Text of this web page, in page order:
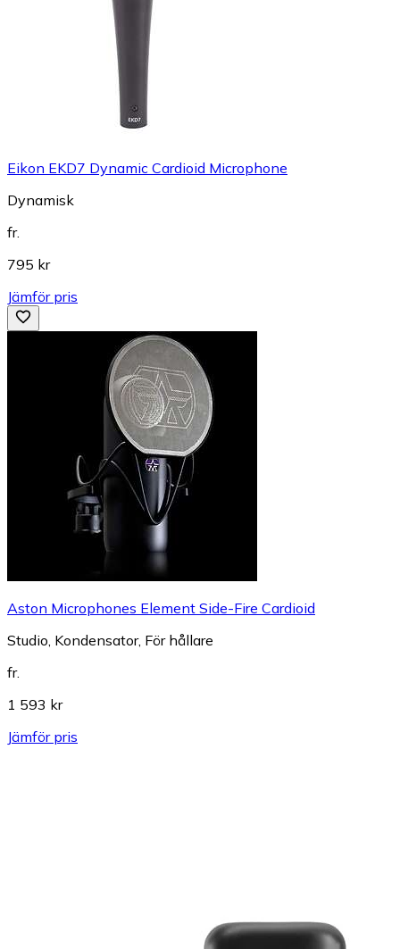
Eikon EKD7 Dynamic Cardioid Microphone
Dynamisk
fr.
795 kr
Jämför pris
Aston Microphones Element Side-Fire Cardioid
Studio, Kondensator, För hållare
fr.
1 593 kr
Jämför pris